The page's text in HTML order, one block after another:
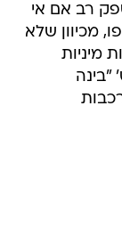
רב אם אי
מכיוון שלא
מיניות
"בינה